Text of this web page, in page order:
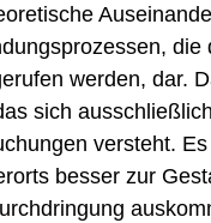
werden, dar.
sich
versteht.
besser zur